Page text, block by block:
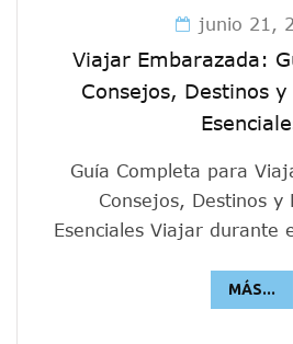
junio 21,
Viajar Embarazada:
Consejos, Destinos y
Guía Completa para
Consejos, Destinos y
Esenciales Viajar durante
MÁS...